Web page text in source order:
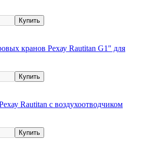
кранов Рехау Rautitan G1" для
Rautitan с воздухоотводчиком